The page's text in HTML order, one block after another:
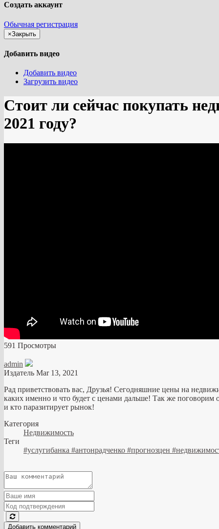
Создать аккаунт
Обычная регистрация
×Закрыть
Добавить видео
Добавить видео
Загрузить видео
Стоит ли сейчас покупать
2021 году?
591 Просмотры
admin
Издатель Mar 13, 2021
Рад приветствовать вас, Друзья! Сегодняшние цены на
каких именно и что будет с ценами дальше! Так же поговорим
и кто паразитирует рынок!
Категория
Недвижимость
Теги
#услугибанка #антонрадченко #прогнозцен
Добавить комментарий